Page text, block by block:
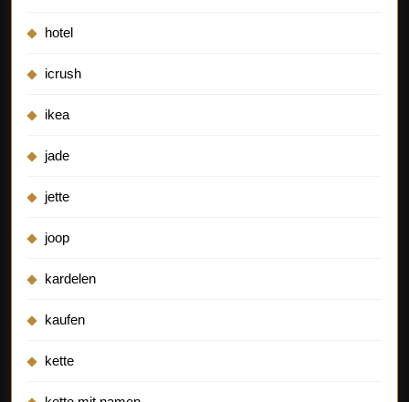
hotel
icrush
ikea
jade
jette
joop
kardelen
kaufen
kette